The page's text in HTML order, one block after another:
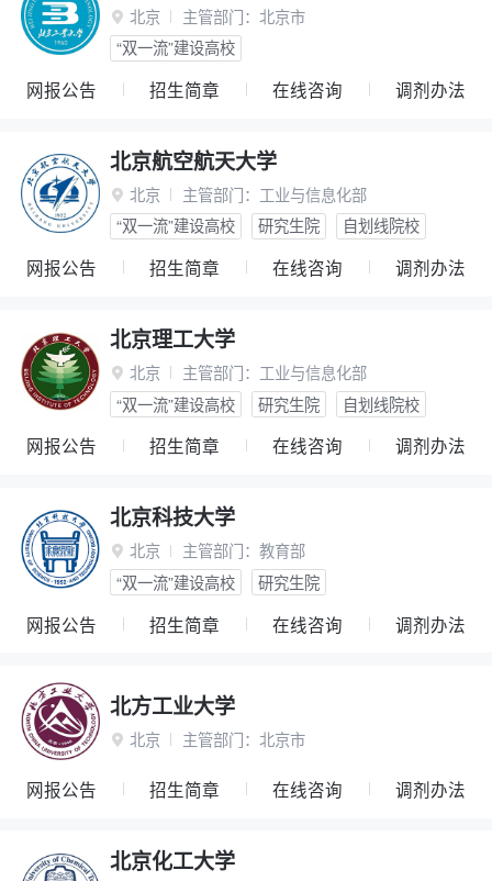
 北京 主管部门： 北京市
“双一流”建设高校
网报公告 招生简章 在线咨询 调剂办法
北京航空航天大学
 北京 主管部门： 工业与信息化部
“双一流”建设高校
研究生院 自划线院校
网报公告 招生简章 在线咨询 调剂办法
北京理工大学
 北京 主管部门： 工业与信息化部
“双一流”建设高校
研究生院 自划线院校
网报公告 招生简章 在线咨询 调剂办法
北京科技大学
 北京 主管部门： 教育部
“双一流”建设高校
研究生院
网报公告 招生简章 在线咨询 调剂办法
北方工业大学
 北京 主管部门： 北京市
网报公告 招生简章 在线咨询 调剂办法
北京化工大学